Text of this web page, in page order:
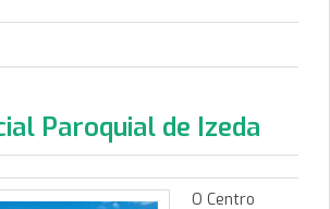
Paroquial de Izeda
O Centro